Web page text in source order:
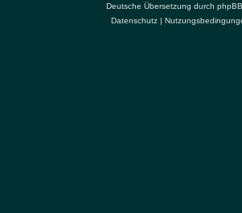
Deutsche Übersetzung durch
Datenschutz|